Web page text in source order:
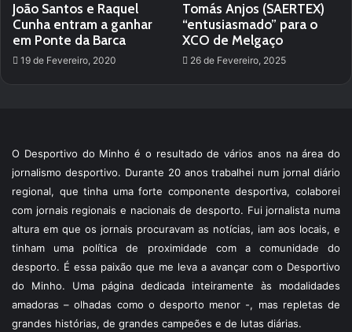
João Santos e Raquel
Cunha entram a ganhar
em Ponte da Barca
19 de Fevereiro, 2020
Tomás Anjos (SAERTEX)
“entusiasmado” para o
XCO de Melgaço
26 de Fevereiro, 2025
O Desportivo do Minho é o resultado de vários anos na área do
jornalismo desportivo. Durante 20 anos trabalhei num jornal diário
regional, que tinha uma forte componente desportiva, colaborei
com jornais regionais e nacionais de desporto. Fui jornalista numa
altura em que os jornais procuravam as notícias, iam aos locais, e
tinham uma política de proximidade com a comunidade do
desporto. É essa paixão que me leva a avançar com o Desportivo
do Minho. Uma página dedicada inteiramente às modalidades
amadoras – olhadas como o desporto menor -, mas repletas de
grandes histórias, de grandes campeões e de lutas diárias.